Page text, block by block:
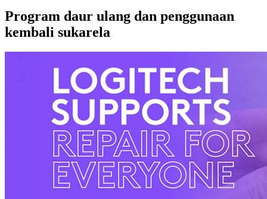
Program daur ulang dan penggunaan
kembali sukarela